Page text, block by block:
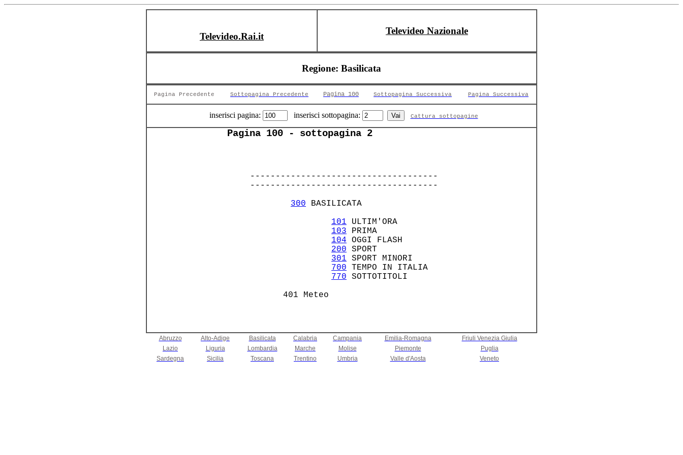
Televideo.Rai.it
Televideo Nazionale
Regione: Basilicata
Pagina Precedente Sottopagina Precedente Pagina 100 Sottopagina Successiva Pagina Successiva
inserisci pagina: inserisci sottopagina: Cattura sottopagine
Pagina 100 - sottopagina 2
  -------------------------------------
  -------------------------------------
300 BASILICATA
101 ULTIM'ORA
103 PRIMA
104 OGGI FLASH
200 SPORT
301 SPORT MINORI
700 TEMPO IN ITALIA
770 SOTTOTITOLI
Abruzzo Alto-Adige Basilicata Calabria Campania Emilia-Romagna
Friuli Venezia Giulia
Lazio
Liguria Lombardia Marche Molise Piemonte
Puglia
Sardegna
Sicilia Toscana Trentino Umbria Valle d'Aosta Veneto